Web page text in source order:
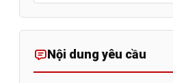
Nội dung yêu cầu